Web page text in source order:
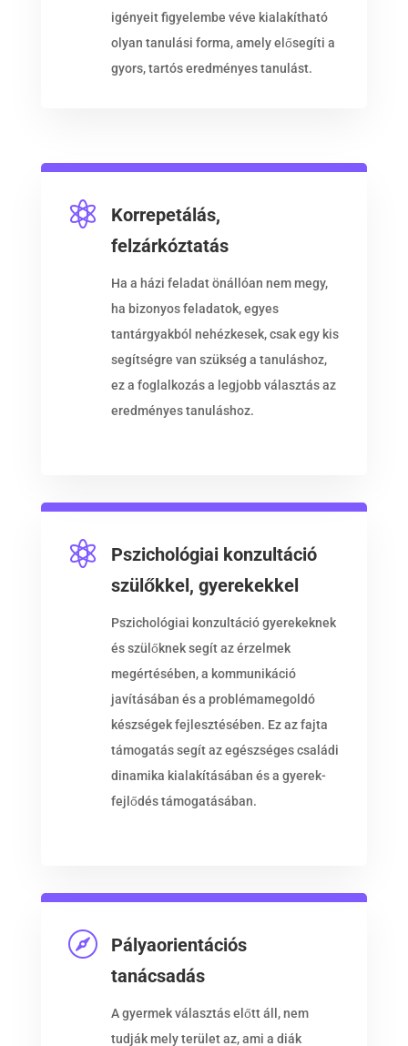
igényeit figyelembe véve kialakítható
olyan tanulási forma, amely elősegíti a
gyors, tartós eredményes tanulást.

Korrepetálás,
felzárkóztatás
Ha a házi feladat önállóan nem megy,
ha bizonyos feladatok, egyes
tantárgyakból nehézkesek, csak egy kis
segítségre van szükség a tanuláshoz,
ez a foglalkozás a legjobb választás az
eredményes tanuláshoz.

Pszichológiai konzultáció
szülőkkel, gyerekekkel
Pszichológiai konzultáció gyerekeknek
és szülőknek segít az érzelmek
megértésében, a kommunikáció
javításában és a problémamegoldó
készségek fejlesztésében. Ez az fajta
támogatás segít az egészséges családi
dinamika kialakításában és a gyerek-
fejlődés támogatásában.

Pályaorientációs
tanácsadás
A gyermek választás előtt áll, nem
tudják mely terület az, ami a diák